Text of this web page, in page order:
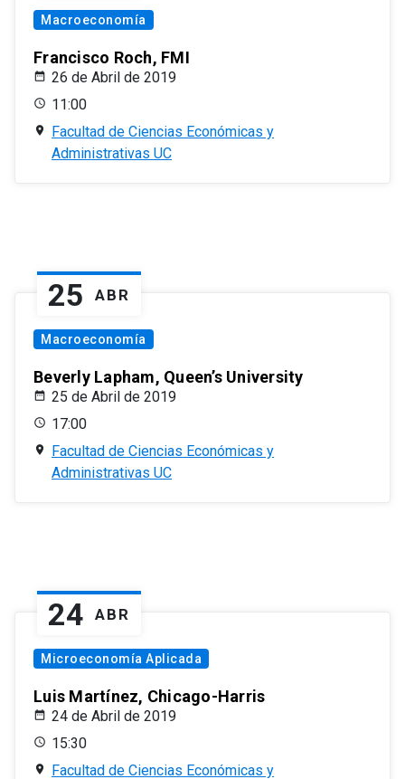
Macroeconomía
Francisco Roch, FMI
26 de Abril de 2019
11:00
Facultad de Ciencias Económicas y
Administrativas UC
25 ABR
Macroeconomía
Beverly Lapham, Queen’s University
25 de Abril de 2019
17:00
Facultad de Ciencias Económicas y
Administrativas UC
24 ABR
Microeconomía Aplicada
Luis Martínez, Chicago-Harris
24 de Abril de 2019
15:30
Facultad de Ciencias Económicas y